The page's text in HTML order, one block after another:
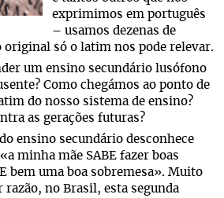
exprimimos em português
– usamos dezenas de
original só o latim nos pode relevar.
um ensino secundário lusófono
Como chegámos ao ponto de
do nosso sistema de ensino?
as gerações futuras?
ensino secundário desconhece
minha mãe SABE fazer boas
bem uma boa sobremesa». Muito
razão, no Brasil, esta segunda